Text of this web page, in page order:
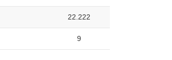
22.222
9